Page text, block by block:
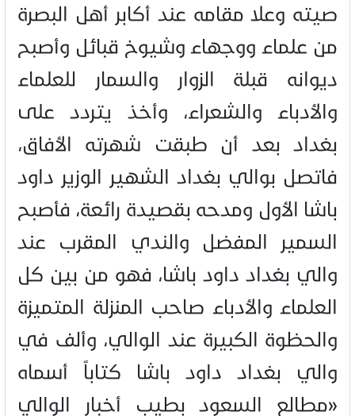
صيته وعلا مقامه عند أكابر أهل البصرة
من علماء ووجهاء وشيوخ قبائل وأصبح
ديوانه قبلة الزوار والسمار للعلماء
والأدباء والشعراء، وأخذ يتردد على
بغداد بعد أن طبقت شهرته الأفاق،
فاتصل بوالي بغداد الشهير الوزير داود
باشا الأول ومدحه بقصيدة رائعة، فأصبح
السمير المفضل والندي المقرب عند
والي بغداد داود باشا، فهو من بين كل
العلماء والأدباء صاحب المنزلة المتميزة
والحظوة الكبيرة عند الوالي، وألف في
والي بغداد داود باشا كتاباً أسماه
«مطالع السعود بطيب أخبار الوالي